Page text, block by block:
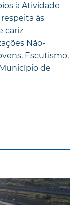
à Atividade
às
cariz
Não-
Escutismo,
de